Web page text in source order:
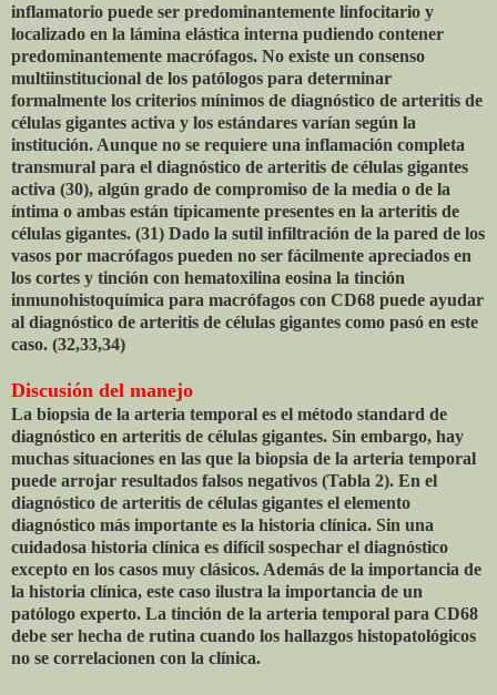
inflamatorio puede ser predominantemente linfocitario y
localizado en la lámina elástica interna pudiendo contener
predominantemente macrófagos. No existe un consenso
multiinstitucional de los patólogos para determinar
formalmente los criterios mínimos de diagnóstico de arteritis de
células gigantes activa y los estándares varían según la
institución. Aunque no se requiere una inflamación completa
transmural para el diagnóstico de arteritis de células gigantes
activa (30), algún grado de compromiso de la media o de la
íntima o ambas están típicamente presentes en la arteritis de
células gigantes. (31) Dado la sutil infiltración de la pared de los
vasos por macrófagos pueden no ser fácilmente apreciados en
los cortes y tinción con hematoxilina eosina la tinción
inmunohistoquímica para macrófagos con CD68 puede ayudar
al diagnóstico de arteritis de células gigantes como pasó en este
caso. (32,33,34)
Discusión del manejo
La biopsia de la arteria temporal es el método standard de
diagnóstico en arteritis de células gigantes. Sin embargo, hay
muchas situaciones en las que la biopsia de la arteria temporal
puede arrojar resultados falsos negativos (Tabla 2). En el
diagnóstico de arteritis de células gigantes el elemento
diagnóstico más importante es la historia clínica. Sin una
cuidadosa historia clínica es difícil sospechar el diagnóstico
excepto en los casos muy clásicos. Además de la importancia de
la historia clínica, este caso ilustra la importancia de un
patólogo experto. La tinción de la arteria temporal para CD68
debe ser hecha de rutina cuando los hallazgos histopatológicos
no se correlacionen con la clínica.